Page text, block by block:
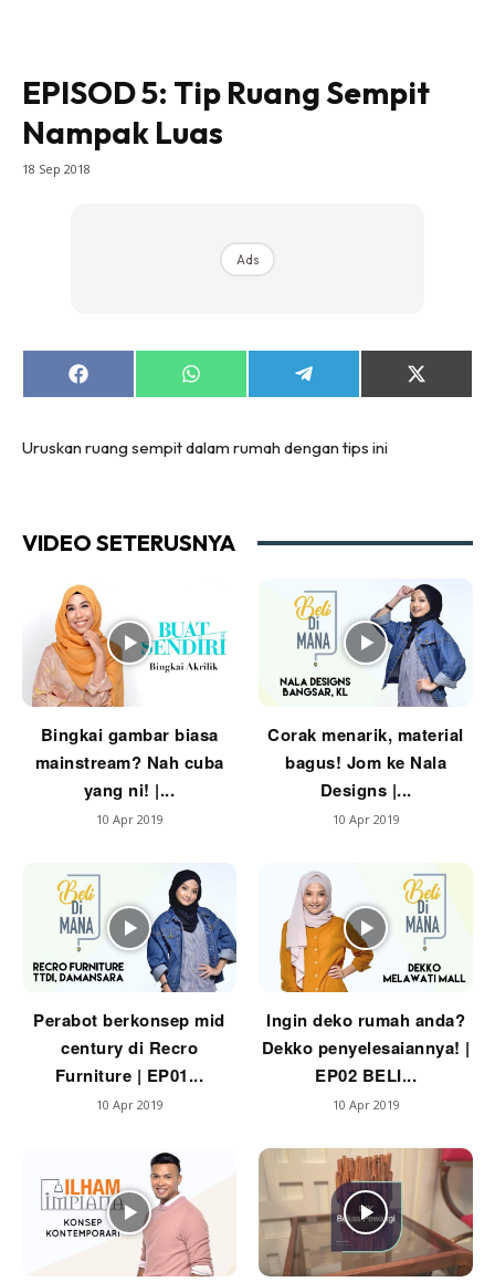
Direktori
Interior Design
Dapur
Menarik Lagi
Makeover Ruang Selebriti
Destinasi
Kafe
Hartanah
High Rise
Beli Di Mana
Buat Sendiri
Ilham Impiana
Ilham Impiana 360
Ilham Impiana Inspirasi Selebriti
Impiana TV
Casa Impiana
Impiana MakeOver
Sembang Dekor
Sembang Laman
Tip Impiana
Tip Laman
EPISOD 5: Tip Ruang Sempit
Nampak Luas
18 Sep 2018
Ads
Share
on
Share
on
Share
on
Share
on
Uruskan ruang sempit dalam rumah dengan tips ini
VIDEO SETERUSNYA
Bingkai gambar biasa
mainstream? Nah cuba
yang ni! |...
10 Apr 2019
Corak menarik, material
bagus! Jom ke Nala
Designs |...
10 Apr 2019
Perabot berkonsep mid
century di Recro
Furniture | EP01...
10 Apr 2019
Ingin deko rumah anda?
Dekko penyelesaiannya! |
EP02 BELI...
10 Apr 2019